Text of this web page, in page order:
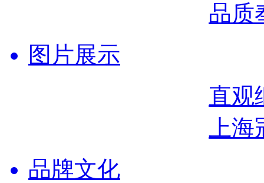
品质
图片展示
直观
上
品牌文化